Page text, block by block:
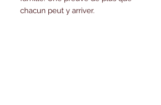
chacun peut y arriver.